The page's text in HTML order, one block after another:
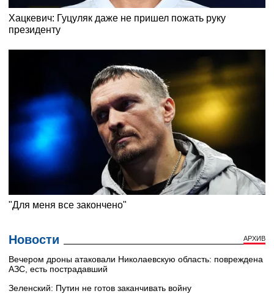
Новости АРХИВ
Вечером дроны атаковали Николаевскую область: повреждена
АЗС, есть пострадавший
Зеленский: Путин не готов заканчивать войну